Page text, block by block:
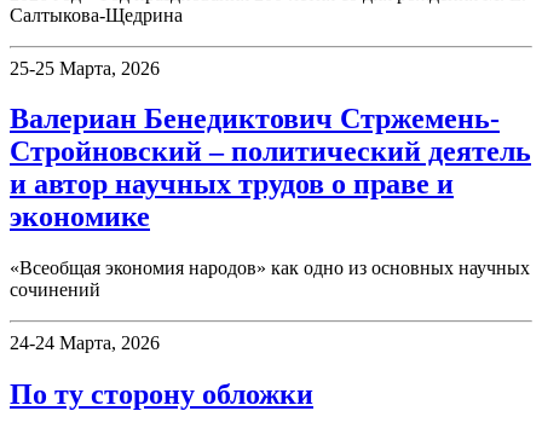
Салтыкова-Щедрина
25-25 Марта, 2026
Валериан Бенедиктович Стржемень-
Стройновский – политический деятель
и автор научных трудов о праве и
экономике
«Всеобщая экономия народов» как одно из основных научных
сочинений
24-24 Марта, 2026
По ту сторону обложки